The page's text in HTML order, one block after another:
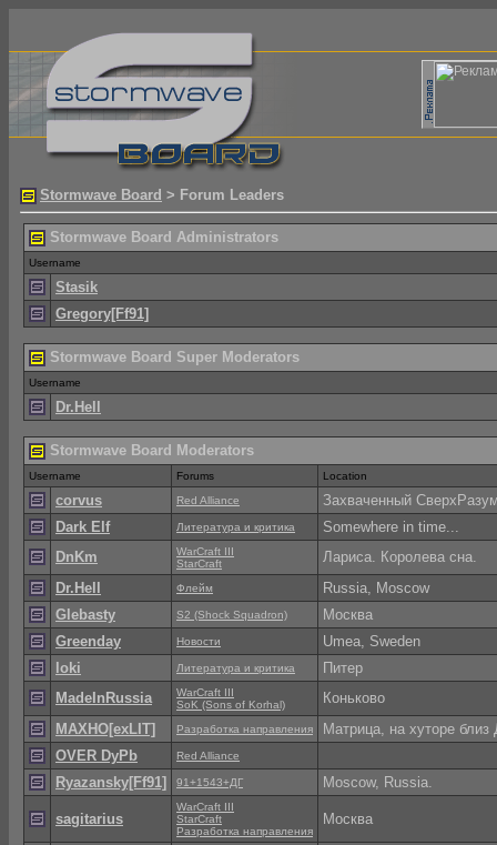
Stormwave Board > Forum Leaders
Stormwave Board Administrators
Username
Stasik
Gregory[Ff91]
Stormwave Board Super Moderators
Username
Dr.Hell
Stormwave Board Moderators
Username Forums Location
corvus Red Alliance
Захваченный
Dark Elf
Литература и критика
Somewhere in time...
DnKm
WarCraft III
StarCraft
Лaриса. Королева сна.
Dr.Hell
Флейм
Russia, Moscow
Glebasty
S2 (Shock Squadron)
Москва
Greenday
Новости
Umea, Sweden
loki
Литература и критика
Питер
MadeInRussia
WarCraft III
SoK (Sons of Korhal)
Коньково
MAXHO[exLIT]
Разработка направления
Матрица, на хуторе
OVER DyPb
Red Alliance
Ryazansky[Ff91] 91+1543+ДГ Mosсow, Russia.
sagitarius
WarCraft III
StarCraft
Разработка направления
Москва